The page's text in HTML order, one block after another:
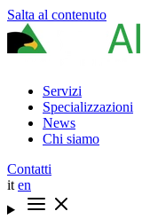
Salta al contenuto
Servizi
Specializzazioni
News
Chi siamo
Contatti
it en